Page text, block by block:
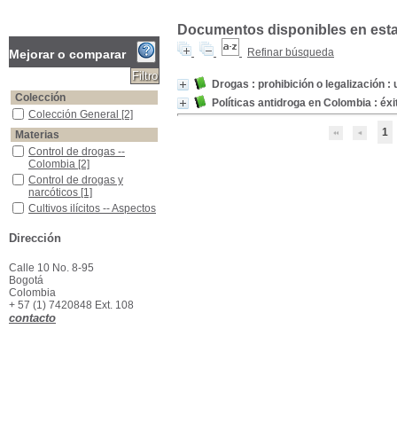
Documentos disponibles en
Refinar búsqueda
Drogas : prohibición o legalización :
Políticas antidroga en Colombia :
1
Mejorar o comparar
Colección
Colección General
Colección General [2]
Materias
Control de drogas -- Colombia
Control de drogas --
Colombia [2]
Control de drogas y narcóticos
Control de drogas y
narcóticos [1]
Cultivos ilícitos -- Aspectos económicos -- Colombia
Cultivos ilícitos -- Aspectos
[1]
ilícitos -- Colombia
Narcotráfico -Colombia
Narcotráfico -Colombia
Dirección
Calle 10 No. 8-95
Bogotá
Colombia
+ 57 (1) 7420848 Ext. 108
contacto